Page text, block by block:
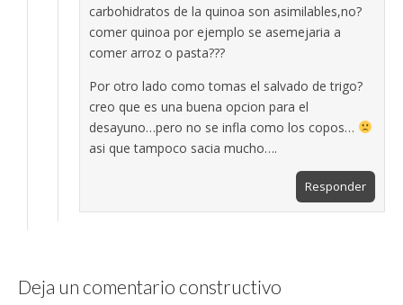
carbohidratos de la quinoa son asimilables,no?
comer quinoa por ejemplo se asemejaria a
comer arroz o pasta???
Por otro lado como tomas el salvado de trigo?
creo que es una buena opcion para el
desayuno…pero no se infla como los copos…
asi que tampoco sacia mucho….
Responder
Deja un comentario constructivo